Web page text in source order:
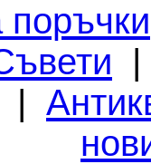
|